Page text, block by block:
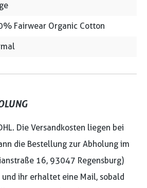
Fairwear Organic Cotton
Die Versandkosten liegen bei
die Bestellung zur Abholung im
16, 93047 Regensburg)
ihr erhaltet eine Mail, sobald